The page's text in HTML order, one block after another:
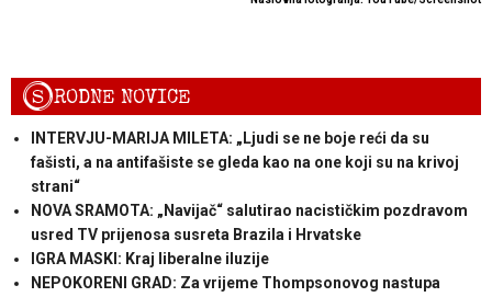
SRODNE NOVICE
INTERVJU-MARIJA MILETA: „Ljudi se ne boje reći da su
fašisti, a na antifašiste se gleda kao na one koji su na krivoj
strani“
NOVA SRAMOTA: „Navijač“ salutirao nacističkim pozdravom
usred TV prijenosa susreta Brazila i Hrvatske
IGRA MASKI: Kraj liberalne iluzije
NEPOKORENI GRAD: Za vrijeme Thompsonovog nastupa